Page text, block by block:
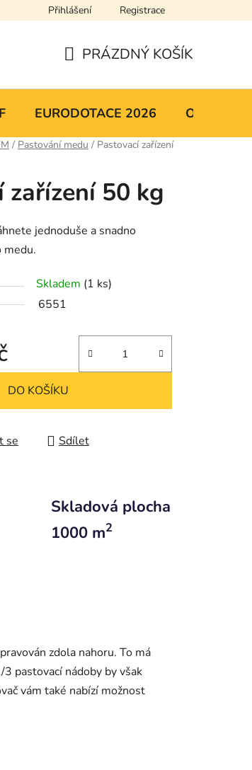
Mapa serveru
Přihlášení Registrace
KOŠÍK
PRÁZDNÝ KOŠÍK
EURODOTACE 2026 Obchodní
/ Pastování medu / Pastovací zařízení
zařízení 50 kg
jednoduše a snadno
medu.
Skladem (1 ks)
6551
DO KOŠÍKU
se Sdílet
Skladová plocha
1000 m2
zdola nahoru. To má
pastovací nádoby by však
vám také nabízí možnost